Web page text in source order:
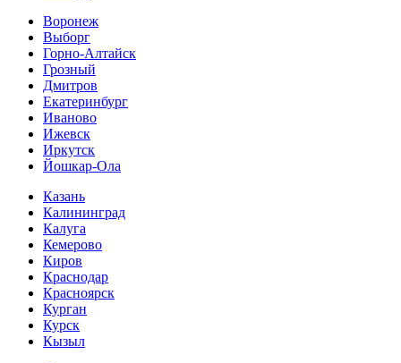
Воронеж
Выборг
Горно-Алтайск
Грозный
Дмитров
Екатеринбург
Иваново
Ижевск
Иркутск
Йошкар-Ола
Казань
Калининград
Калуга
Кемерово
Киров
Краснодар
Красноярск
Курган
Курск
Кызыл